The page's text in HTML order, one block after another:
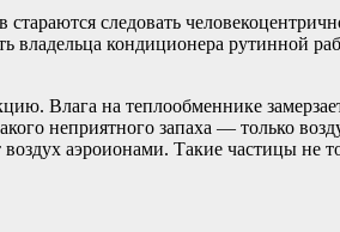
следовать
владельца кондиционера рутинной
Влага на теплообменнике
неприятного запаха — только
аэроионами. Такие частицы не